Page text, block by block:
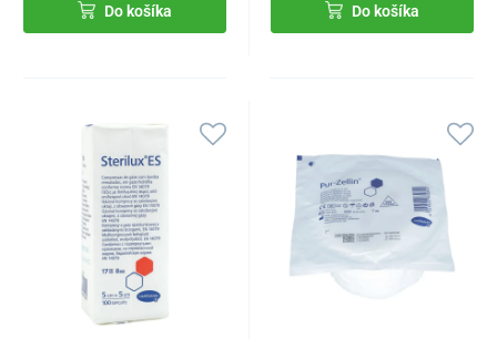
Do košíka Do košíka